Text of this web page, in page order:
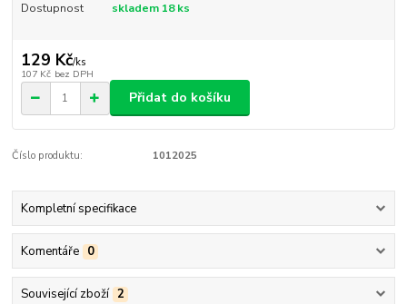
Dostupnost skladem 18 ks
129 Kč/ks
107 Kč bez DPH
Přidat do košíku
Číslo produktu: 1012025
Kompletní specifikace
Komentáře 0
Související zboží 2